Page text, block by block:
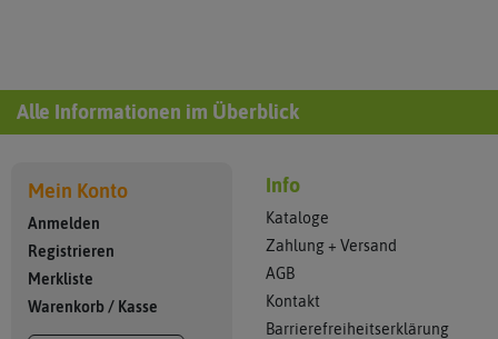
Alle Informationen im Überblick
Mein Konto
Anmelden
Registrieren
Merkliste
Warenkorb / Kasse
Info
Kataloge
Zahlung + Versand
AGB
Kontakt
Barrierefreiheitserklärung